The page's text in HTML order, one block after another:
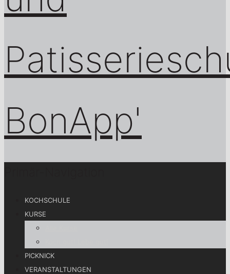
KOCHSCHULE
KURSE
PICKNICK
VERANSTALTUNGEN